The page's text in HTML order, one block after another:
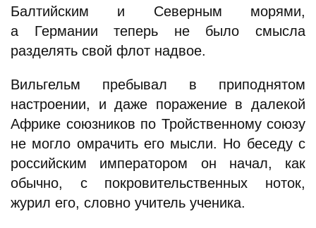
Балтийским и Северным морями,
а Германии теперь не было смысла
разделять свой флот надвое.
Вильгельм пребывал в приподнятом
настроении, и даже поражение в далекой
Африке союзников по Тройственному союзу
не могло омрачить его мысли. Но беседу с
российским императором он начал, как
обычно, с покровительственных ноток,
журил его, словно учитель ученика.